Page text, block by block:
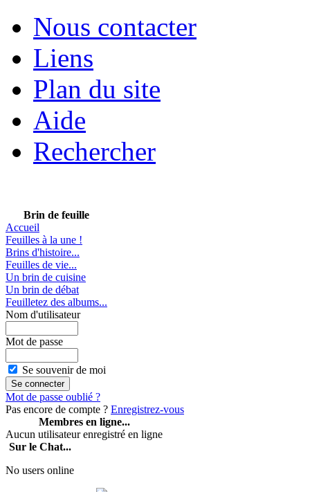
Nous contacter
Liens
Plan du site
Aide
Rechercher
Brin de feuille
Accueil
Feuilles à la une !
Brins d'histoire...
Feuilles de vie...
Un brin de cuisine
Un brin de débat
Feuilletez des albums...
Nom d'utilisateur
Mot de passe
Se souvenir de moi
Mot de passe oublié ?
Pas encore de compte ? Enregistrez-vous
Membres en ligne...
Aucun utilisateur enregistré en ligne
Sur le Chat...
No users online